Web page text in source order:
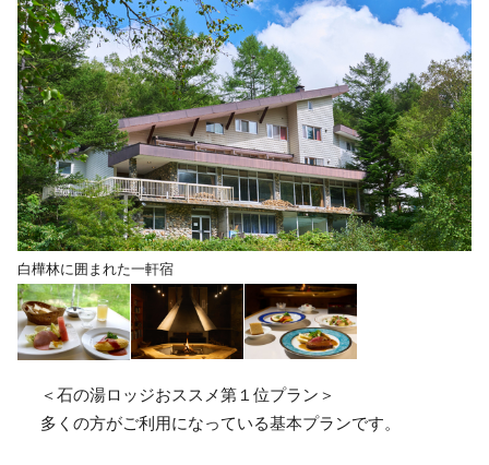
白樺林に囲まれた一軒宿
＜石の湯ロッジおススメ第１位プラン＞
多くの方がご利用になっている基本プランです。